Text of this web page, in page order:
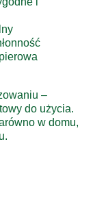
–
do użycia.
w domu,